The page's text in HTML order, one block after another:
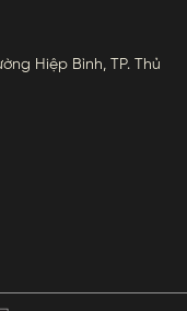
Hiệp Bình, TP. Thủ